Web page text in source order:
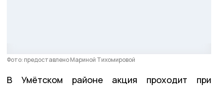
Фото: предоставлено Мариной Тихомировой
В Умётском районе акция проходит при